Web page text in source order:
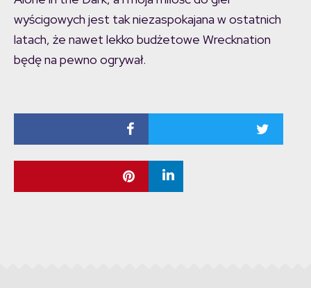
wyścigowych jest tak niezaspokajana w ostatnich
latach, że nawet lekko budżetowe Wrecknation
będę na pewno ogrywał.